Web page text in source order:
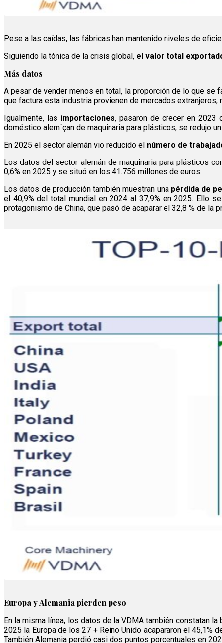
Pese a las caídas, las fábricas han mantenido niveles de
Siguiendo la tónica de la crisis global, el valor total
Más datos
A pesar de vender menos en total, la proporción de lo que se
que factura esta industria provienen de mercados
Igualmente, las importaciones, pasaron de crecer en 2023
doméstico alem´çan de maquinaria para plásticos, se redujo
En 2025 el sector alemán vio reducido el número de
Los datos del sector alemán de maquinaria para plásticos
0,6% en 2025 y se situó en los 41.756 millones de euros.
Los datos de producción también muestran una pérdida de
el 40,9% del total mundial en 2024 al 37,9% en 2025. Ello
protagonismo de China, que pasó de acaparar el 32,8 % de la
Europa y Alemania pierden peso
En la misma línea, los datos de la VDMA también constatan
2025 la Europa de los 27 + Reino Unido acapararon el
También Alemania perdió casi dos puntos porcentuales en